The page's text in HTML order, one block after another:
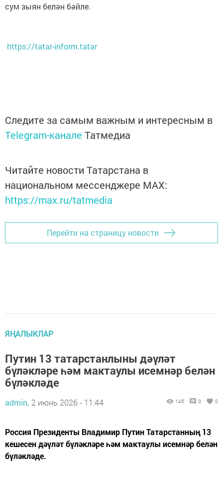
сум зыян белән бәйле.
https://tatar-inform.tatar
Следите за самым важным и интересным в
Telegram-канале Татмедиа
Читайте новости Татарстана в
национальном мессенджере MАХ:
https://max.ru/tatmedia
Перейти на страницу новости
ЯҢАЛЫКЛАР
Путин 13 татарстанлыны дәүләт
бүләкләре һәм мактаулы исемнәр белән
бүләкләде
admin, 2 июнь 2026 - 11:44 145 0 0
Россия Президенты Владимир Путин Татарстанның 13
кешесен дәүләт бүләкләре һәм мактаулы исемнәр белән
бүләкләде.